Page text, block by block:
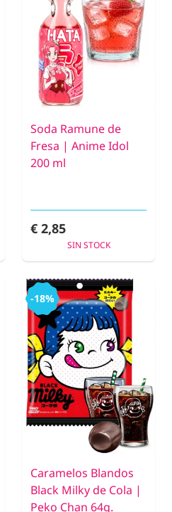
Soda Ramune de
Fresa | Anime Idol
200 ml
€ 2,85
SIN STOCK
-18%
Caramelos Blandos
Black Milky de Cola |
Peko Chan 64g.